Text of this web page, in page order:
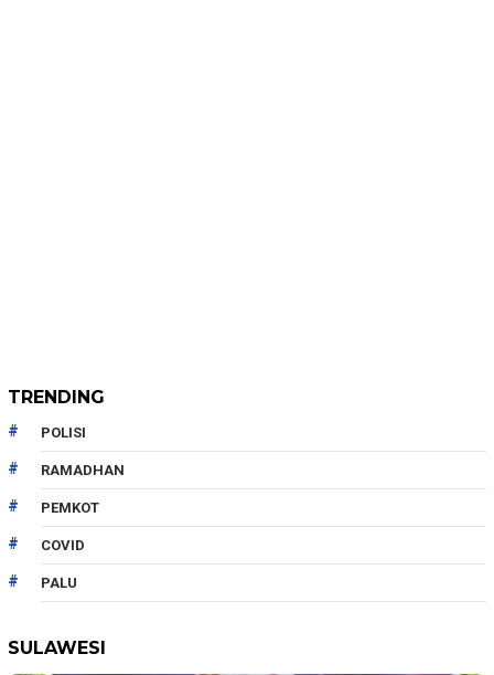
TRENDING
POLISI
RAMADHAN
PEMKOT
COVID
PALU
SULAWESI